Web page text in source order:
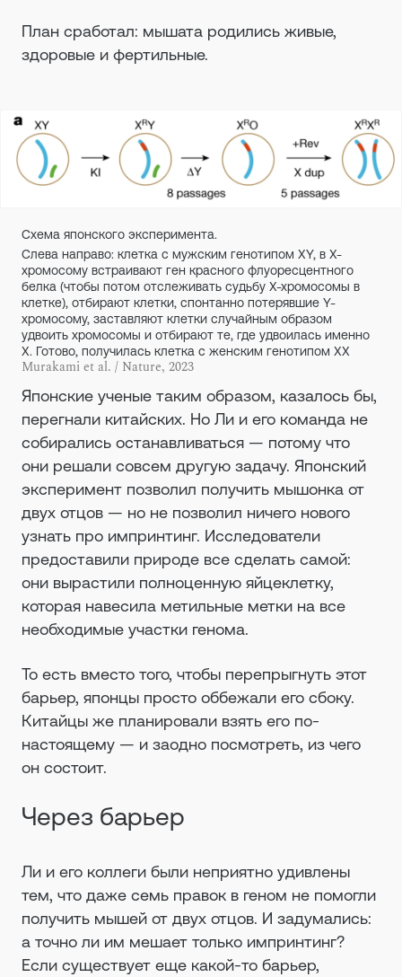
План сработал: мышата родились живые,
здоровые и фертильные.
Схема японского эксперимента.
Слева направо: клетка с мужским генотипом XY, в Х-
хромосому встраивают ген красного флуоресцентного
белка (чтобы потом отслеживать судьбу Х-хромосомы в
клетке), отбирают клетки, спонтанно потерявшие Y-
хромосому, заставляют клетки случайным образом
удвоить хромосомы и отбирают те, где удвоилась именно
Х. Готово, получилась клетка с женским генотипом ХХ
Murakami et al. / Nature, 2023
Японские ученые таким образом, казалось бы,
перегнали китайских. Но Ли и его команда не
собирались останавливаться — потому что
они решали совсем другую задачу. Японский
эксперимент позволил получить мышонка от
двух отцов — но не позволил ничего нового
узнать про импринтинг. Исследователи
предоставили природе все сделать самой:
они вырастили полноценную яйцеклетку,
которая навесила метильные метки на все
необходимые участки генома.
То есть вместо того, чтобы перепрыгнуть этот
барьер, японцы просто оббежали его сбоку.
Китайцы же планировали взять его по-
настоящему — и заодно посмотреть, из чего
он состоит.
Через барьер
Ли и его коллеги были неприятно удивлены
тем, что даже семь правок в геном не помогли
получить мышей от двух отцов. И задумались:
а точно ли им мешает только импринтинг?
Если существует еще какой-то барьер,